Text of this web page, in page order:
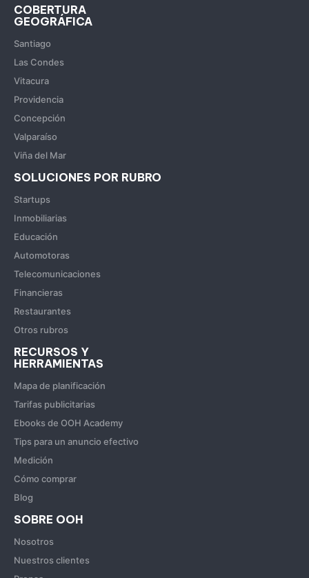
COBERTURA
GEOGRÁFICA
Santiago
Las Condes
Vitacura
Providencia
Concepción
Valparaíso
Viña del Mar
SOLUCIONES POR RUBRO
Startups
Inmobiliarias
Educación
Automotoras
Telecomunicaciones
Financieras
Restaurantes
Otros rubros
RECURSOS Y
HERRAMIENTAS
Mapa de planificación
Tarifas publicitarias
Ebooks de OOH Academy
Tips para un anuncio efectivo
Medición
Cómo comprar
Blog
SOBRE OOH
Nosotros
Nuestros clientes